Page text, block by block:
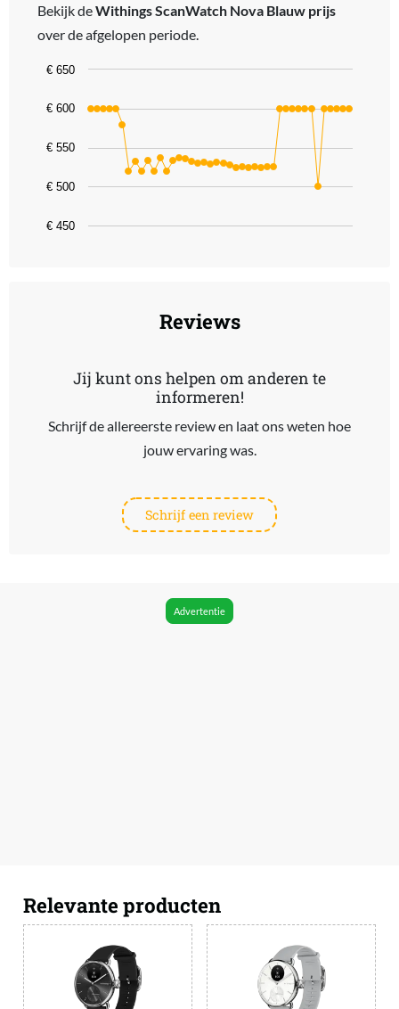
Bekijk deWithings ScanWatch Nova Blauw prijs
over de afgelopen periode.
Chart
Line chart with 42 data points.
The chart has 1 X axis displaying categories.
The chart has 1 Y axis displaying values. Data ranges from 500 to
€ 450
€ 500
€ 550
€ 600
€ 650
Reviews
Jij kunt ons helpen om anderen te
informeren!
Schrijf de allereerste review en laat ons weten hoe
jouw ervaring was.
Schrijf een review
Advertentie
Relevante producten